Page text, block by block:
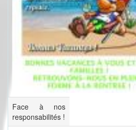
Face à nos
responsabilités !